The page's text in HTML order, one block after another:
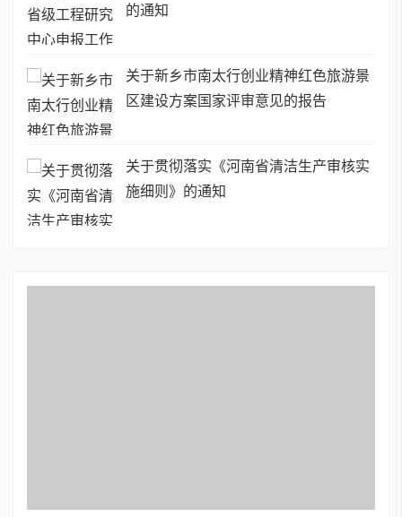
的通知
关于新乡市南太行创业精神红色旅游景
区建设方案国家评审意见的报告
关于贯彻落实《河南省清洁生产审核实
施细则》的通知